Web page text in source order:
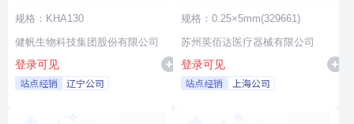
规格：KHA130
健帆生物科技集团股份有限公司
登录可见
站点经销 辽宁公司
规格：0.25×5mm(329661)
苏州英佰达医疗器械有限公司
登录可见
站点经销 上海公司